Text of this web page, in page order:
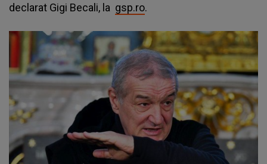
declarat Gigi Becali, la gsp.ro.